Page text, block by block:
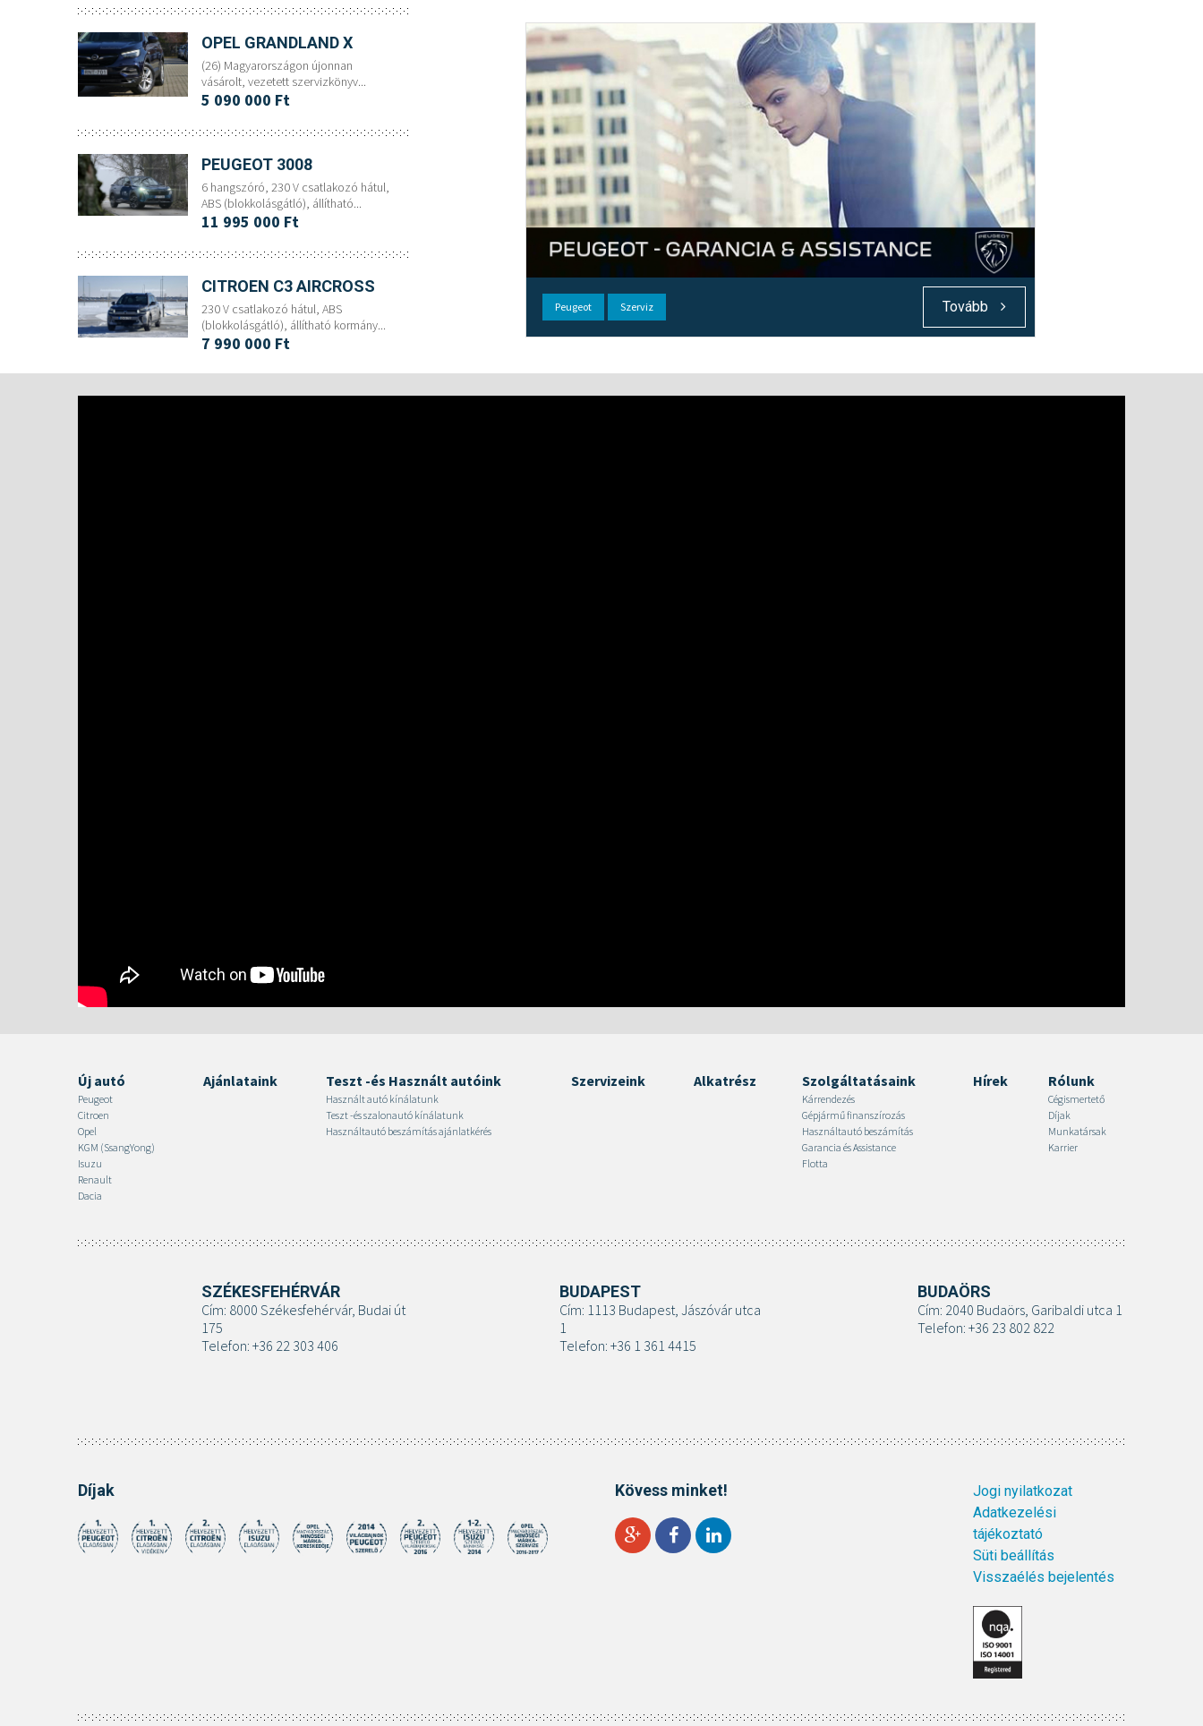
OPEL GRANDLAND X
(26) Magyarországon újonnan
vásárolt, vezetett szervizkönyv...
5 090 000 Ft
PEUGEOT 3008
6 hangszóró, 230 V csatlakozó hátul,
ABS (blokkolásgátló), állítható...
11 995 000 Ft
CITROEN C3 AIRCROSS
230 V csatlakozó hátul, ABS
(blokkolásgátló), állítható kormány...
7 990 000 Ft
Peugeot Szerviz Tovább
Új autó
Peugeot
Citroen
Opel
KGM (SsangYong)
Isuzu
Renault
Dacia
Ajánlataink Teszt -és Használt autóink
Használt autó kínálatunk
Teszt -és szalonautó kínálatunk
Használtautó beszámítás ajánlatkérés
Szervizeink Alkatrész Szolgáltatásaink
Kárrendezés
Gépjármű finanszírozás
Használtautó beszámítás
Garancia és Assistance
Flotta
Hírek Rólunk
Cégismertető
Díjak
Munkatársak
Karrier
SZÉKESFEHÉRVÁR
Cím: 8000 Székesfehérvár, Budai út
175
Telefon: +36 22 303 406
BUDAPEST
Cím: 1113 Budapest, Jászóvár utca
1
Telefon: +36 1 361 4415
BUDAÖRS
Cím: 2040 Budaörs, Garibaldi utca 1
Telefon: +36 23 802 822
Díjak Kövess minket!
Jogi nyilatkozat
Adatkezelési
tájékoztató
Süti beállítás
Visszaélés bejelentés